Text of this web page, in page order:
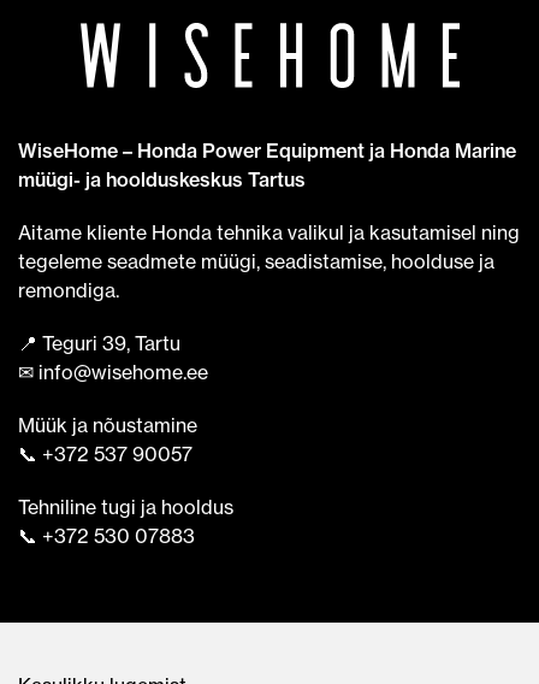
WiseHome – Honda Power Equipment ja Honda Marine
müügi- ja hoolduskeskus Tartus
Aitame kliente Honda tehnika valikul ja kasutamisel ning
tegeleme seadmete müügi, seadistamise, hoolduse ja
remondiga.
📍 Teguri 39, Tartu
✉ info@wisehome.ee
Müük ja nõustamine
📞 +372 537 90057
Tehniline tugi ja hooldus
📞 +372 530 07883